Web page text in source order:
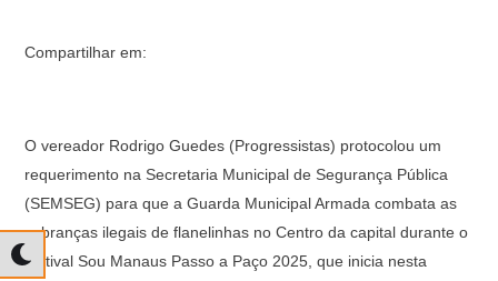
Compartilhar em:
O vereador Rodrigo Guedes (Progressistas) protocolou um
requerimento na Secretaria Municipal de Segurança Pública
(SEMSEG) para que a Guarda Municipal Armada combata as
cobranças ilegais de flanelinhas no Centro da capital durante o
festival Sou Manaus Passo a Paço 2025, que inicia nesta